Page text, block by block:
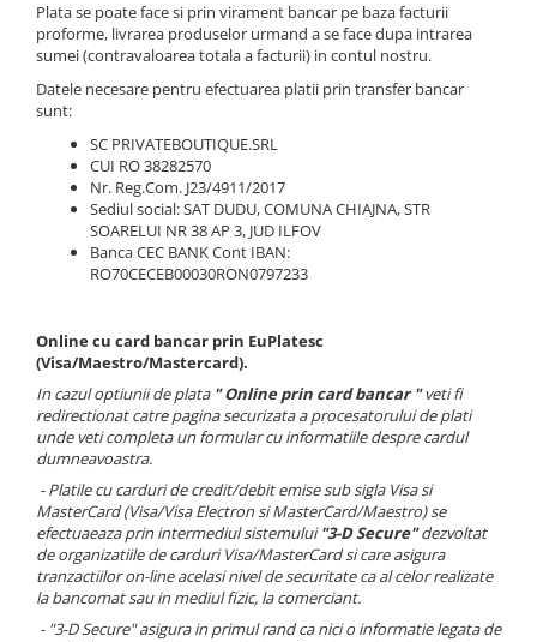
Plata se poate face si prin virament bancar pe baza facturii
proforme, livrarea produselor urmand a se face dupa intrarea
sumei (contravaloarea totala a facturii) in contul nostru.
Datele necesare pentru efectuarea platii prin transfer bancar
sunt:
SC PRIVATEBOUTIQUE.SRL
CUI RO 38282570
Nr. Reg.Com. J23/4911/2017
Sediul social: SAT DUDU, COMUNA CHIAJNA, STR
SOARELUI NR 38 AP 3, JUD ILFOV
Banca CEC BANK Cont IBAN:
RO70CECEB00030RON0797233
Online cu card bancar prin EuPlatesc
(Visa/Maestro/Mastercard).
In cazul optiunii de plata " Online prin card bancar "veti fi
redirectionat catre pagina securizata a procesatorului de plati
unde veti completa un formular cu informatiile despre cardul
dumneavoastra.
- Platile cu carduri de credit/debit emise sub sigla Visa si
MasterCard (Visa/Visa Electron si MasterCard/Maestro)se
efectuaeaza prin intermediul sistemului"3-D Secure"dezvoltat
de organizatiile de carduri Visa/MasterCard si care asigura
tranzactiilor on-line acelasi nivel de securitate ca al celor realizate
la bancomat sau in mediul fizic, la comerciant.
- "3-D Secure" asigura in primul rand ca nici o informatie legata de